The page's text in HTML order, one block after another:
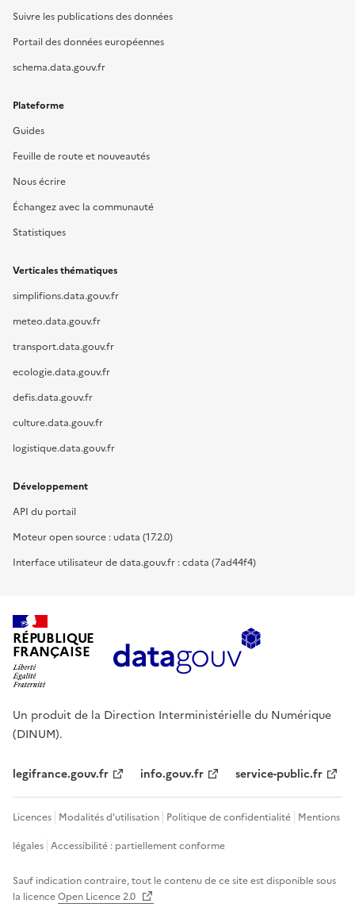
Suivre les publications des données
Portail des données européennes
schema.data.gouv.fr
Plateforme
Guides
Feuille de route et nouveautés
Nous écrire
Échangez avec la communauté
Statistiques
Verticales thématiques
simplifions.data.gouv.fr
meteo.data.gouv.fr
transport.data.gouv.fr
ecologie.data.gouv.fr
defis.data.gouv.fr
culture.data.gouv.fr
logistique.data.gouv.fr
Développement
API du portail
Moteur open source : udata (17.2.0)
Interface utilisateur de data.gouv.fr : cdata (7ad44f4)
RÉPUBLIQUE
FRANÇAISE
Un produit de la Direction Interministérielle du Numérique
(DINUM).
legifrance.gouv.fr info.gouv.fr service-public.fr
Licences Modalités d'utilisation Politique de confidentialité Mentions
légales Accessibilité : partiellement conforme
Sauf indication contraire, tout le contenu de ce site est disponible sous
la licenceOpen Licence 2.0